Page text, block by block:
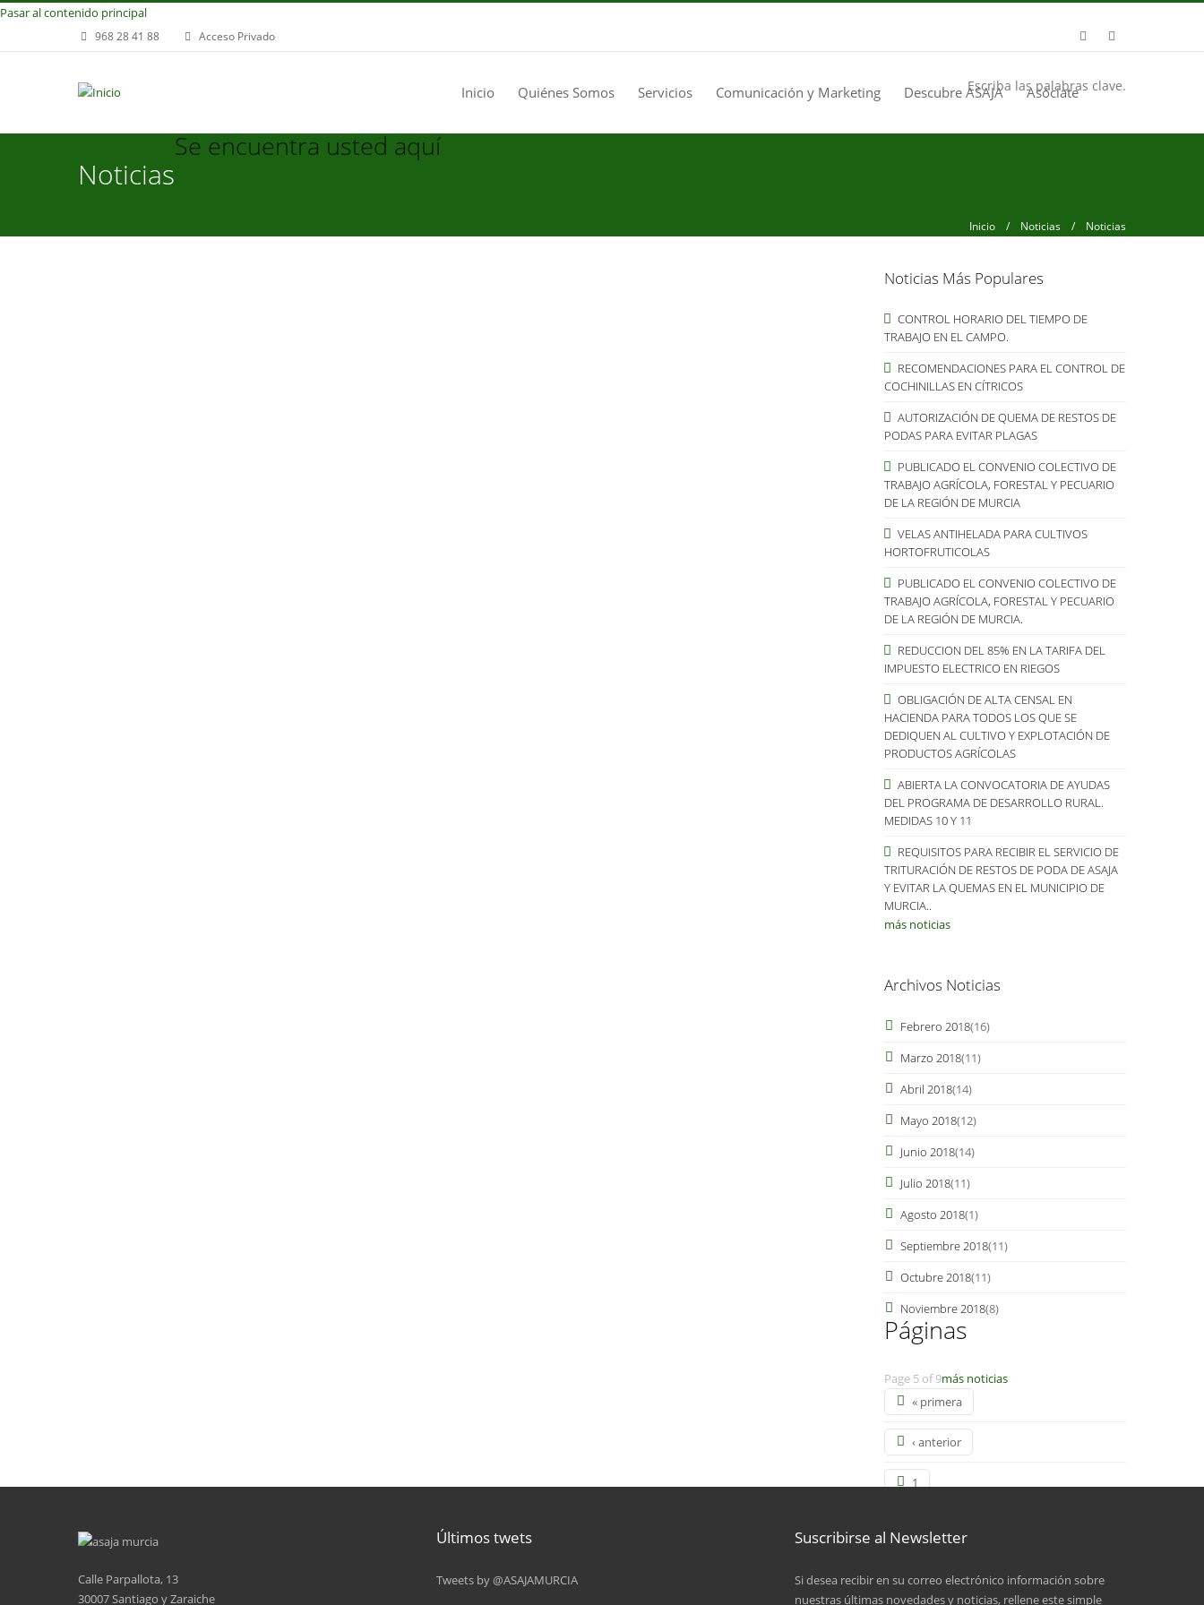
Pasar al contenido principal
968 28 41 88 Acceso Privado
Inicio Quiénes Somos Servicios Comunicación y Marketing Descubre ASAJA Asóciate
Escriba las palabras clave.
Noticias
Se encuentra usted aquí
Inicio / Noticias / Noticias
Noticias Más Populares
CONTROL HORARIO DEL TIEMPO DE
TRABAJO EN EL CAMPO.
RECOMENDACIONES PARA EL CONTROL DE
COCHINILLAS EN CÍTRICOS
AUTORIZACIÓN DE QUEMA DE RESTOS DE
PODAS PARA EVITAR PLAGAS
PUBLICADO EL CONVENIO COLECTIVO DE
TRABAJO AGRÍCOLA, FORESTAL Y PECUARIO
DE LA REGIÓN DE MURCIA
VELAS ANTIHELADA PARA CULTIVOS
HORTOFRUTICOLAS
PUBLICADO EL CONVENIO COLECTIVO DE
TRABAJO AGRÍCOLA, FORESTAL Y PECUARIO
DE LA REGIÓN DE MURCIA.
REDUCCION DEL 85% EN LA TARIFA DEL
IMPUESTO ELECTRICO EN RIEGOS
OBLIGACIÓN DE ALTA CENSAL EN
HACIENDA PARA TODOS LOS QUE SE
DEDIQUEN AL CULTIVO Y EXPLOTACIÓN DE
PRODUCTOS AGRÍCOLAS
ABIERTA LA CONVOCATORIA DE AYUDAS
DEL PROGRAMA DE DESARROLLO RURAL.
MEDIDAS 10 Y 11
REQUISITOS PARA RECIBIR EL SERVICIO DE
TRITURACIÓN DE RESTOS DE PODA DE ASAJA
Y EVITAR LA QUEMAS EN EL MUNICIPIO DE
MURCIA..
más noticias
Archivos Noticias
Febrero 2018(16)
Marzo 2018(11)
Abril 2018(14)
Mayo 2018(12)
Junio 2018(14)
Julio 2018(11)
Agosto 2018(1)
Septiembre 2018(11)
Octubre 2018(11)
Noviembre 2018(8)
Páginas
Page 5 of 9
« primera
‹ anterior
1
más noticias
Calle Parpallota, 13
30007 Santiago y Zaraiche
Últimos twets
Tweets by @ASAJAMURCIA
Suscribirse al Newsletter
Si desea recibir en su correo electrónico información sobre
nuestras últimas novedades y noticias, rellene este simple